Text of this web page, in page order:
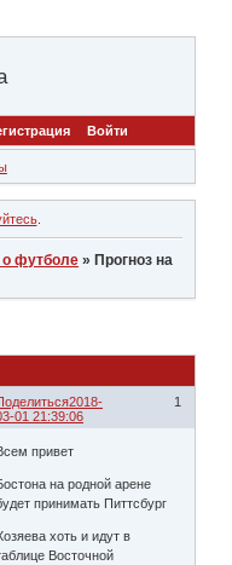
Войти
.
о футболе » Прогноз на
1
2018-
01 21:39:06
привет
на родной арене
принимать Питтсбург
хоть и идут в
Восточной